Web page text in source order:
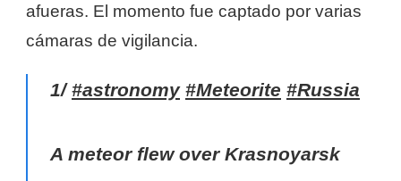
afueras. El momento fue captado por varias
cámaras de vigilancia.
1/#astronomy #Meteorite #Russia
A meteor flew over Krasnoyarsk